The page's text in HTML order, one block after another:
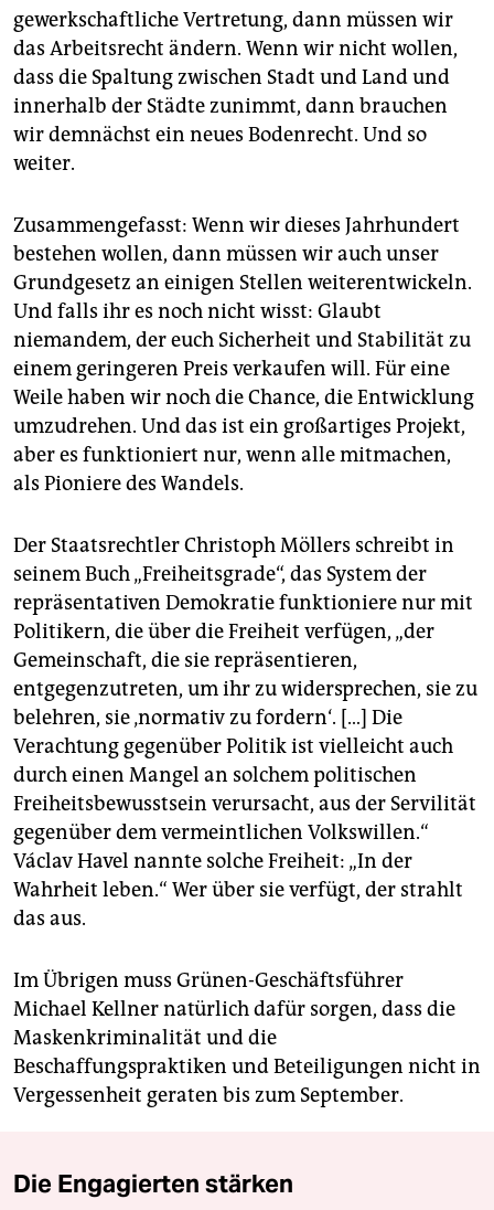
gewerkschaftliche Vertretung, dann müssen wir
das Arbeitsrecht ändern. Wenn wir nicht wollen,
dass die Spaltung zwischen Stadt und Land und
innerhalb der Städte zunimmt, dann brauchen
wir demnächst ein neues Bodenrecht. Und so
weiter.
Zusammengefasst: Wenn wir dieses Jahrhundert
bestehen wollen, dann müssen wir auch unser
Grundgesetz an einigen Stellen weiterentwickeln.
Und falls ihr es noch nicht wisst: Glaubt
niemandem, der euch Sicherheit und Stabilität zu
einem geringeren Preis verkaufen will. Für eine
Weile haben wir noch die Chance, die Entwicklung
umzudrehen. Und das ist ein großartiges Projekt,
aber es funktioniert nur, wenn alle mitmachen,
als Pioniere des Wandels.
Der Staatsrechtler Christoph Möllers schreibt in
seinem Buch „Freiheitsgrade“, das System der
repräsentativen Demokratie funktioniere nur mit
Politikern, die über die Freiheit verfügen, „der
Gemeinschaft, die sie repräsentieren,
entgegenzutreten, um ihr zu widersprechen, sie zu
belehren, sie ‚normativ zu fordern‘. […] Die
Verachtung gegenüber Politik ist vielleicht auch
durch einen Mangel an solchem politischen
Freiheitsbewusstsein verursacht, aus der Servilität
gegenüber dem vermeintlichen Volkswillen.“
Václav Havel nannte solche Freiheit: „In der
Wahrheit leben.“ Wer über sie verfügt, der strahlt
das aus.
Im Übrigen muss Grünen-Geschäftsführer
Michael Kellner natürlich dafür sorgen, dass die
Maskenkriminalität und die
Beschaffungspraktiken und Beteiligungen nicht in
Vergessenheit geraten bis zum September.
Die Engagierten stärken